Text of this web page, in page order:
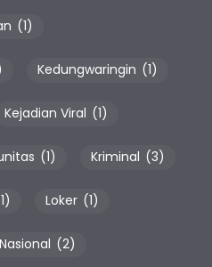
(1)
Kedungwaringin (1)
Kejadian Viral (1)
(1) Kriminal (3)
Loker (1)
Nasional (2)